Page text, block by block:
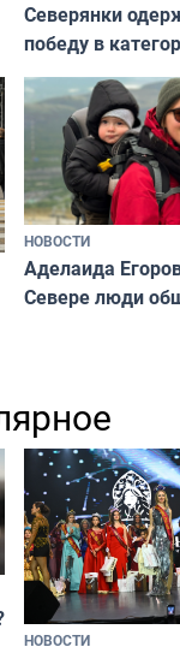
Северянки
победу в
всероссийского
«Мисс и Миссис
Русь»
НОВОСТИ
Аделаида
Севере люди
НОВОСТИ